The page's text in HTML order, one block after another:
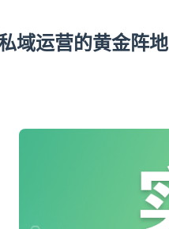
域运营的黄金阵地